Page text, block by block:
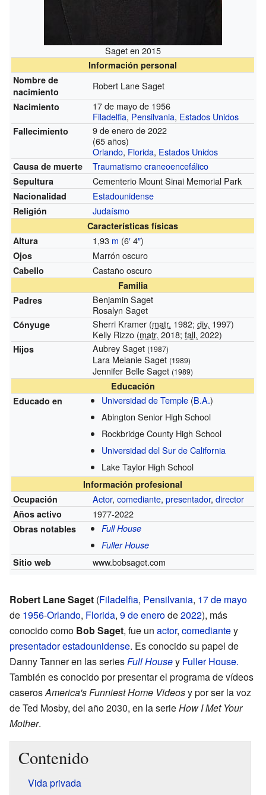
Saget en 2015
Información personal
Nombre de
nacimiento
Robert Lane Saget
Nacimiento
17 de mayo de 1956
Filadelfia,Pensilvania, Estados Unidos
Fallecimiento
9 de enero de 2022
(65 años)
Orlando, Florida, Estados Unidos
Causa de muerte Traumatismo craneoencefálico
Sepultura Cementerio Mount Sinai Memorial Park
Nacionalidad Estadounidense
Religión Judaísmo
Características físicas
Altura
1,93 m (6′4″)
Ojos Marrón oscuro
Cabello Castaño oscuro
Familia
Padres
Benjamin Saget
Rosalyn Saget
Cónyuge Sherri Kramer (matr. 1982;div. 1997)
Kelly Rizzo (matr. 2018;fall. 2022)
Hijos Aubrey Saget (1987)
Lara Melanie Saget (1989)
Jennifer Belle Saget (1989)
Educación
Educado en
Universidad de Temple (B.A.)
Abington Senior High School
Rockbridge County High School
Universidad del Sur de California
Lake Taylor High School
Información profesional
Ocupación
Actor,comediante,presentador,director
Años activo 1977-2022
Obras notables
Full House
Fuller House
Sitio web
www.bobsaget.com
Robert Lane Saget (Filadelfia, Pensilvania, 17 de mayo
de 1956-Orlando, Florida, 9 de enerode2022), más
conocido como Bob Saget, fue un actor, comediantey
presentadorestadounidense. Es conocido su papel de
Danny Tanner en las seriesFull Housey Fuller House.
También es conocido por presentar el programa de vídeos
caserosAmerica's Funniest Home Videosy por ser la voz
de Ted Mosby, del año 2030, en la serieHow I Met Your
Mother.
Contenido
Vida privada